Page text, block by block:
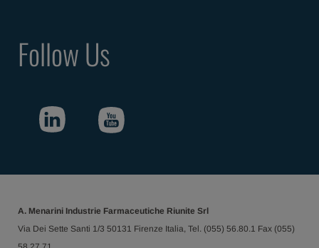
Follow Us
A. Menarini Industrie Farmaceutiche Riunite Srl
Via Dei Sette Santi 1/3 50131 Firenze Italia, Tel. (055) 56.80.1 Fax (055)